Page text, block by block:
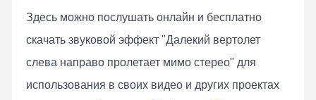
Здесь можно послушать онлaйн и бесплатно
скачать звуковой эффект "Далекий вертолет
слева направо пролетает мимо стерео" для
использования в своих видео и других проектах